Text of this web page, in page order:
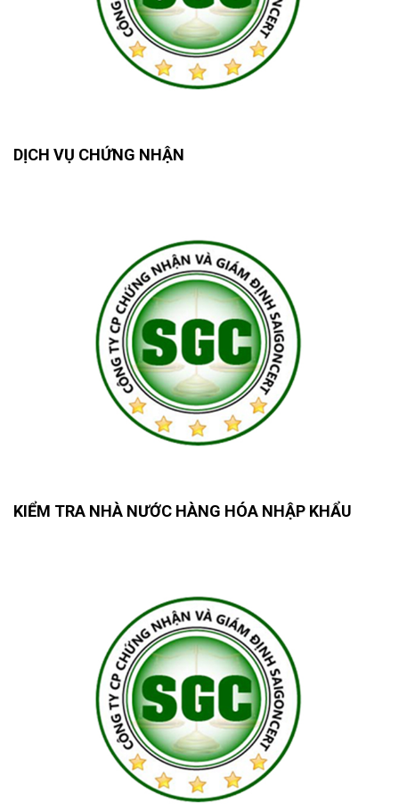
DỊCH VỤ CHỨNG NHẬN
KIỂM TRA NHÀ NƯỚC HÀNG HÓA NHẬP KHẨU